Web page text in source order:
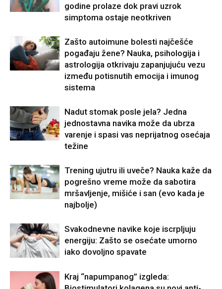
godine prolaze dok pravi uzrok
simptoma ostaje neotkriven
Zašto autoimune bolesti najčešće
pogađaju žene? Nauka, psihologija i
astrologija otkrivaju zapanjujuću vezu
između potisnutih emocija i imunog
sistema
Nadut stomak posle jela? Jedna
jednostavna navika može da ubrza
varenje i spasi vas neprijatnog osećaja
težine
Trening ujutru ili uveče? Nauka kaže da
pogrešno vreme može da sabotira
mršavljenje, mišiće i san (evo kada je
najbolje)
Svakodnevne navike koje iscrpljuju
energiju: Zašto se osećate umorno
iako dovoljno spavate
Kraj “napumpanog” izgleda: